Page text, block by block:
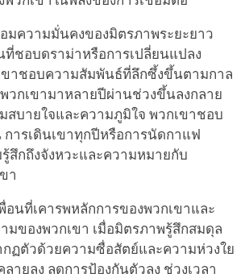
มความมั่นคงของมิตรภาพระยะยาว
ที่ชอบดราม่าหรือการเปลี่ยนแปลง
าชอบความสัมพันธ์ที่ลึกซึ้งขึ้นตามกาล
วกเขามาหลายปีผ่านช่วงขึ้นลงกลาย
สบายใจและความภูมิใจ พวกเขาชอบ
การเดินเขาทุกปีหรือการนัดกาแฟ
สึกถึงจังหวะและความหมายกับ
า
อนที่เคารพหลักการของพวกเขาและ
มของพวกเขา เมื่อมิตรภาพรู้สึกสมดุล
ฏตัวด้วยความซื่อสัตย์และความห่วงใย
ายลง ลดการป้องกันตัวลง ช่วงเวลา